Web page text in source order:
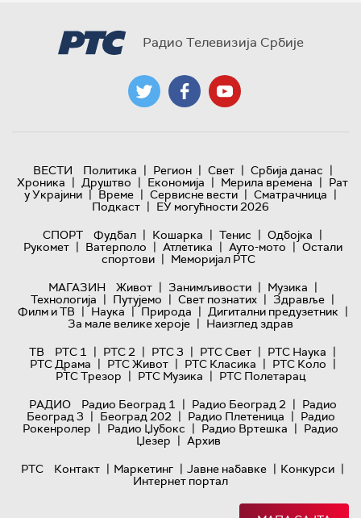
Радио Телевизија Србије
ВЕСТИ Политика | Регион | Свет | Србија данас |
Хроника | Друштво | Економија | Мерила времена | Рат
у Украјини | Време | Сервисне вести | Сматрачница |
Подкаст | ЕУ могућности 2026
СПОРТ
Фудбал | Кошарка | Тенис | Одбојка |
Рукомет | Ватерполо | Атлетика | Ауто-мото | Остали
спортови | Меморијал РТС
МАГАЗИН
Живот | Занимљивости | Музика |
Технологијa | Путујемо | Свет познатих | Здравље |
Филм и ТВ | Наука | Природа | Дигитални предузетник |
За мале велике хероје | Наизглед здрав
ТВ
РТС 1 | РТС 2 | РТС 3 | РТС Свет | РТС Наука |
РТС Драма | РТС Живот | РТС Класика | РТС Коло |
РТС Трезор | РТС Музика | РТС Полетарац
РАДИО
Радио Београд 1 | Радио Београд 2 | Радио
Београд 3 | Београд 202 | Радио Плетеница | Радио
Рокенролер | Радио Џубокс | Радио Вртешка | Радио
Џезер | Архив
РТС
Контакт | Маркетинг | Јавне набавке | Конкурси |
Интернет портал